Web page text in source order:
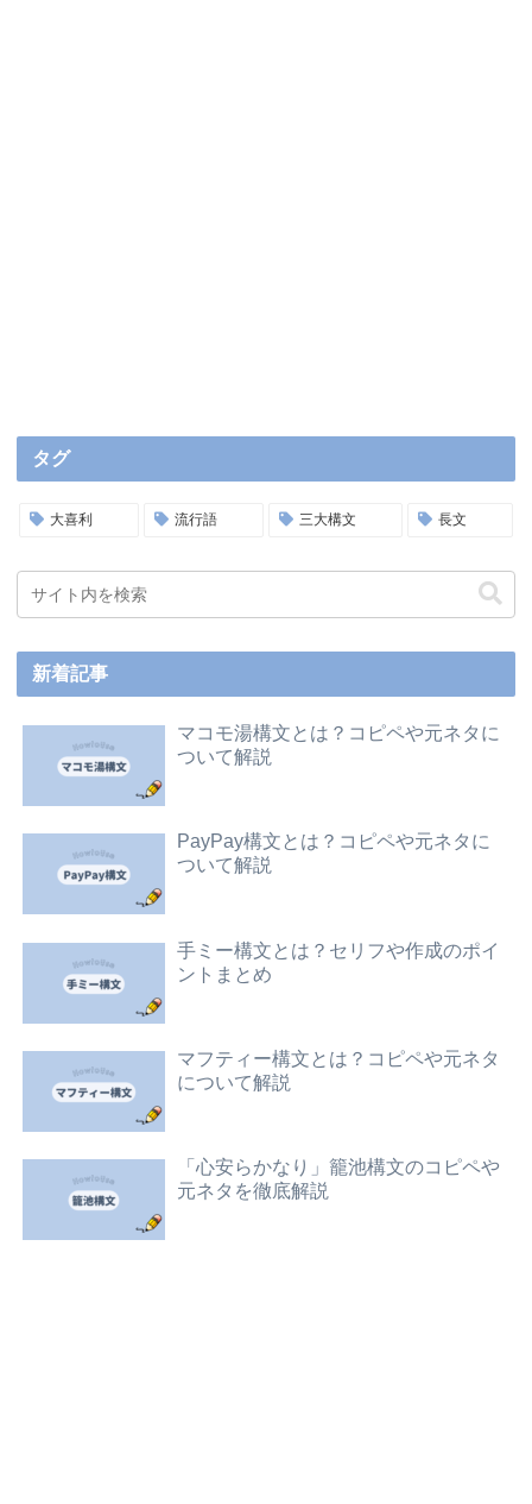
タグ
大喜利 流行語 三大構文 長文
新着記事
マコモ湯構文とは？コピペや元ネタに
ついて解説
PayPay構文とは？コピペや元ネタに
ついて解説
手ミー構文とは？セリフや作成のポイ
ントまとめ
マフティー構文とは？コピペや元ネタ
について解説
「心安らかなり」籠池構文のコピペや
元ネタを徹底解説